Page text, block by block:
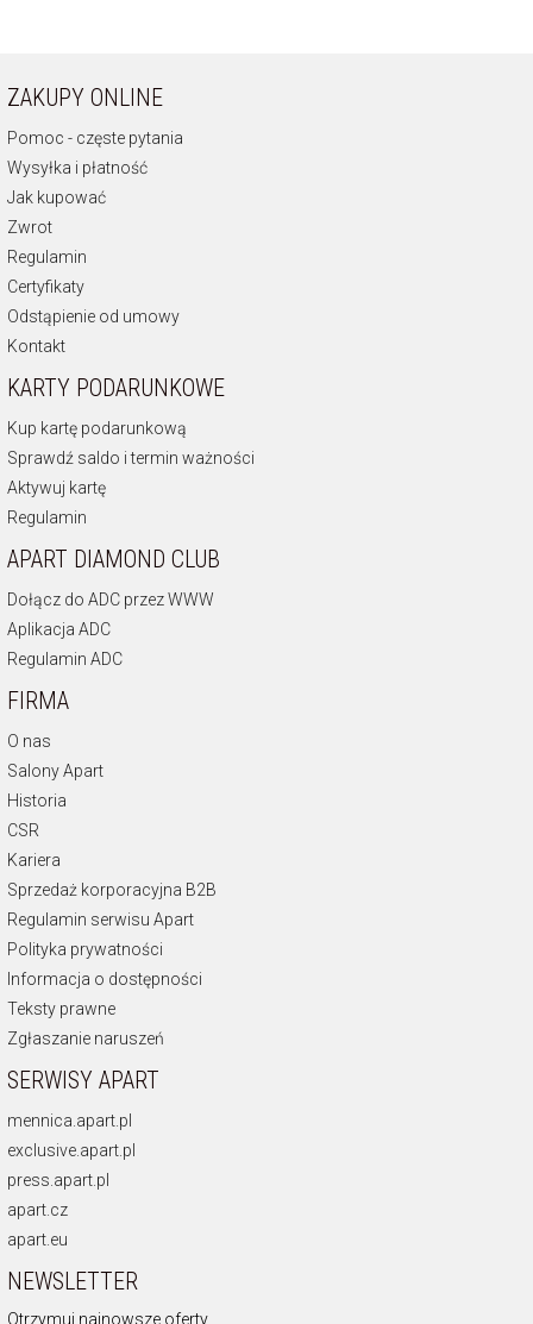
ZAKUPY ONLINE
Pomoc - częste pytania
Wysyłka i płatność
Jak kupować
Zwrot
Regulamin
Certyfikaty
Odstąpienie od umowy
Kontakt
KARTY PODARUNKOWE
Kup kartę podarunkową
Sprawdź saldo i termin ważności
Aktywuj kartę
Regulamin
APART DIAMOND CLUB
Dołącz do ADC przez WWW
Aplikacja ADC
Regulamin ADC
FIRMA
O nas
Salony Apart
Historia
CSR
Kariera
Sprzedaż korporacyjna B2B
Regulamin serwisu Apart
Polityka prywatności
Informacja o dostępności
Teksty prawne
Zgłaszanie naruszeń
SERWISY APART
mennica.apart.pl
exclusive.apart.pl
press.apart.pl
apart.cz
apart.eu
NEWSLETTER
Otrzymuj najnowsze oferty.